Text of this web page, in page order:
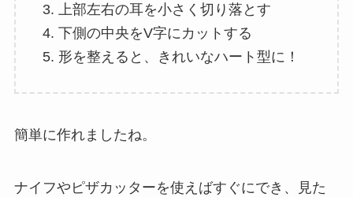
上部左右の耳を小さく切り落とす
下側の中央をV字にカットする
形を整えると、きれいなハート型に！
簡単に作れましたね。
ナイフやピザカッターを使えばすぐにでき、見た